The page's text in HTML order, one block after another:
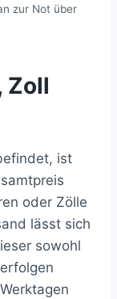
zur Not über
Zoll
ist
oder Zölle
lässt sich
sowohl